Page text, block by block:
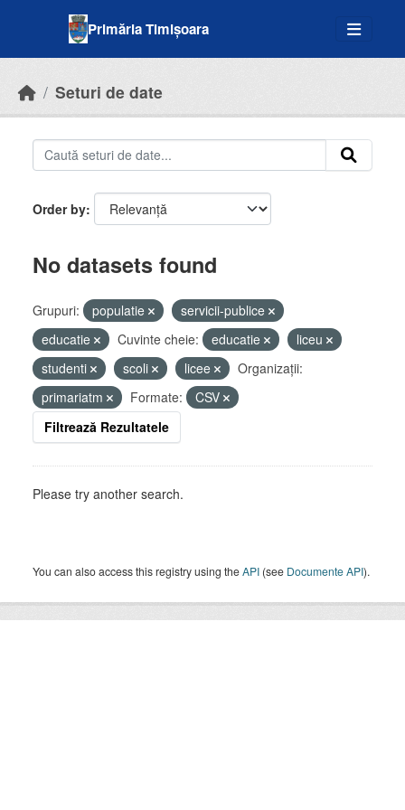
Primăria Timișoara
Seturi de date
Order by
No datasets found
Grupuri: populatie
servicii-publice
educatie
Cuvinte cheie: educatie
liceu
studenti
scoli licee
Organizații:
primariatm
Formate:
CSV
Filtrează Rezultatele
Please try another search.
You can also access this registry using theAPI (see Documente API).